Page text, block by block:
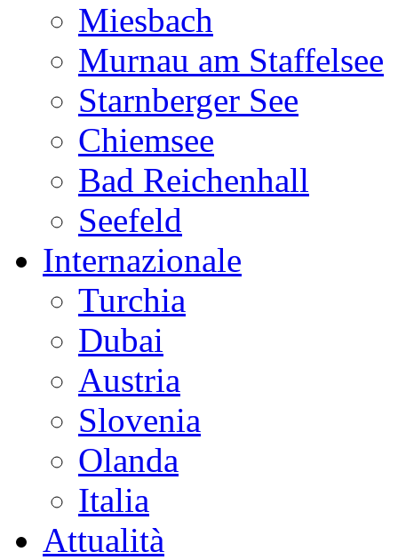
Miesbach
Murnau am Staffelsee
Starnberger See
Chiemsee
Bad Reichenhall
Seefeld
Internazionale
Turchia
Dubai
Austria
Slovenia
Olanda
Italia
Attualità